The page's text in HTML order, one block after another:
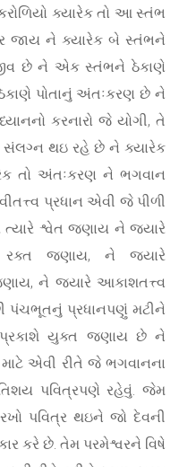
ક્યારેક તો આ સ્તંભ
જાય ને ક્યારેક બે સ્તંભને
છે ને એક સ્તંભને ઠેકાણે
પોતાનું અંતઃકરણ છે ને
કરનારો જે યોગી, તે
સંલગ્ન થઇ રહે છે ને ક્યારેક
તો અંતઃકરણ ને ભગવાન
પ્રધાન એવી જે પીળી
ત્યારે શ્વેત જણાય ને જ્યારે
રક્ત જણાય, ને જ્યારે
ને જ્યારે આકાશતત્ત્વ
પંચભૂતનું પ્રધાનપણું મટીને
પ્રકાશે યુક્ત જણાય છે ને
એવી રીતે જે ભગવાનના
પવિત્રપણે રહેવું. જેમ
પવિત્ર થઇને જો દેવની
કરે છે. તેમ પરમેશ્વરને વિષે